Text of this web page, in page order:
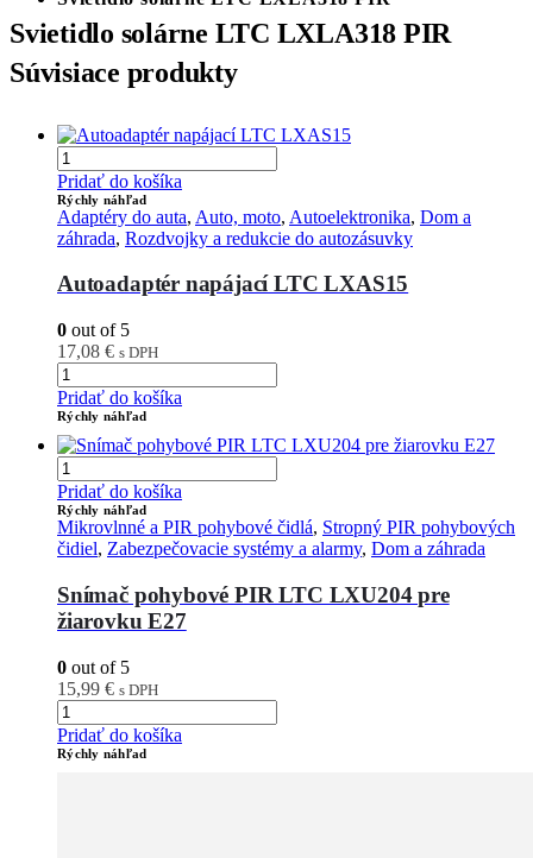
Svietidlo solárne LTC LXLA318 PIR
Súvisiace produkty
Pridať do košíka
Rýchly náhľad
Adaptéry do auta, Auto, moto, Autoelektronika, Dom a
záhrada, Rozdvojky a redukcie do autozásuvky
Autoadaptér napájací LTC LXAS15
0 out of 5
17,08 € s DPH
Pridať do košíka
Rýchly náhľad
Pridať do košíka
Rýchly náhľad
Mikrovlnné a PIR pohybové čidlá, Stropný PIR pohybových
čidiel, Zabezpečovacie systémy a alarmy, Dom a záhrada
Snímač pohybové PIR LTC LXU204 pre
žiarovku E27
0 out of 5
15,99 € s DPH
Pridať do košíka
Rýchly náhľad